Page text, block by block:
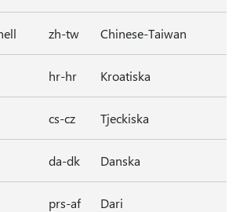
zh-tw Chinese-Taiwan
hr-hr Kroatiska
cs-cz Tjeckiska
da-dk Danska
prs-af Dari